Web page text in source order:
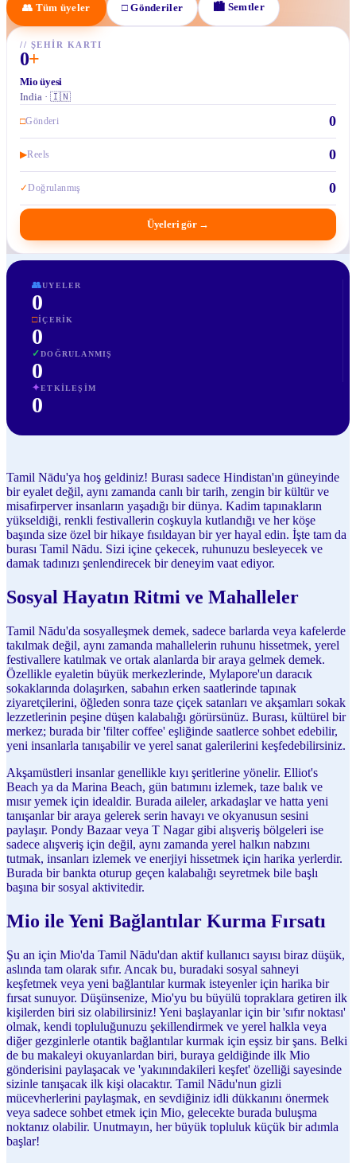
👥 Tüm üyeler □Gönderiler 🏙 Semtler
// ŞEHIR KARTI
0+
Mio üyesi
India · 🇮🇳
□Gönderi 0
▶Reels 0
✓Doğrulanmış 0
Üyeleri gör →
👥UYELER
0
□İÇERIK
0
✓DOĞRULANMIŞ
0
✦ETKILEŞIM
0
Tamil Nādu'ya hoş geldiniz! Burası sadece Hindistan'ın güneyinde
bir eyalet değil, aynı zamanda canlı bir tarih, zengin bir kültür ve
misafirperver insanların yaşadığı bir dünya. Kadim tapınakların
yükseldiği, renkli festivallerin coşkuyla kutlandığı ve her köşe
başında size özel bir hikaye fısıldayan bir yer hayal edin. İşte tam da
burası Tamil Nādu. Sizi içine çekecek, ruhunuzu besleyecek ve
damak tadınızı şenlendirecek bir deneyim vaat ediyor.
Sosyal Hayatın Ritmi ve Mahalleler
Tamil Nādu'da sosyalleşmek demek, sadece barlarda veya kafelerde
takılmak değil, aynı zamanda mahallelerin ruhunu hissetmek, yerel
festivallere katılmak ve ortak alanlarda bir araya gelmek demek.
Özellikle eyaletin büyük merkezlerinde, Mylapore'un daracık
sokaklarında dolaşırken, sabahın erken saatlerinde tapınak
ziyaretçilerini, öğleden sonra taze çiçek satanları ve akşamları sokak
lezzetlerinin peşine düşen kalabalığı görürsünüz. Burası, kültürel bir
merkez; burada bir 'filter coffee' eşliğinde saatlerce sohbet edebilir,
yeni insanlarla tanışabilir ve yerel sanat galerilerini keşfedebilirsiniz.
Akşamüstleri insanlar genellikle kıyı şeritlerine yönelir. Elliot's
Beach ya da Marina Beach, gün batımını izlemek, taze balık ve
mısır yemek için idealdir. Burada aileler, arkadaşlar ve hatta yeni
tanışanlar bir araya gelerek serin havayı ve okyanusun sesini
paylaşır. Pondy Bazaar veya T Nagar gibi alışveriş bölgeleri ise
sadece alışveriş için değil, aynı zamanda yerel halkın nabzını
tutmak, insanları izlemek ve enerjiyi hissetmek için harika yerlerdir.
Burada bir bankta oturup geçen kalabalığı seyretmek bile başlı
başına bir sosyal aktivitedir.
Mio ile Yeni Bağlantılar Kurma Fırsatı
Şu an için Mio'da Tamil Nādu'dan aktif kullanıcı sayısı biraz düşük,
aslında tam olarak sıfır. Ancak bu, buradaki sosyal sahneyi
keşfetmek veya yeni bağlantılar kurmak isteyenler için harika bir
fırsat sunuyor. Düşünsenize, Mio'yu bu büyülü topraklara getiren ilk
kişilerden biri siz olabilirsiniz! Yeni başlayanlar için bir 'sıfır noktası'
olmak, kendi topluluğunuzu şekillendirmek ve yerel halkla veya
diğer gezginlerle otantik bağlantılar kurmak için eşsiz bir şans. Belki
de bu makaleyi okuyanlardan biri, buraya geldiğinde ilk Mio
gönderisini paylaşacak ve 'yakınındakileri keşfet' özelliği sayesinde
sizinle tanışacak ilk kişi olacaktır. Tamil Nādu'nun gizli
mücevherlerini paylaşmak, en sevdiğiniz idli dükkanını önermek
veya sadece sohbet etmek için Mio, gelecekte burada buluşma
noktanız olabilir. Unutmayın, her büyük topluluk küçük bir adımla
başlar!